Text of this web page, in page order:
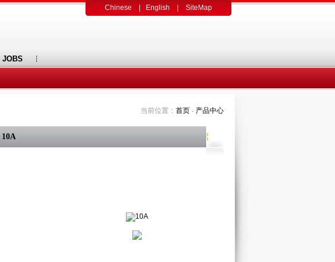
Chinese| English SiteMap
JOBS
当前位置： 首页- 产品中心
10A